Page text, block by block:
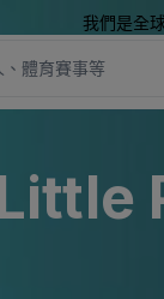
我們是全